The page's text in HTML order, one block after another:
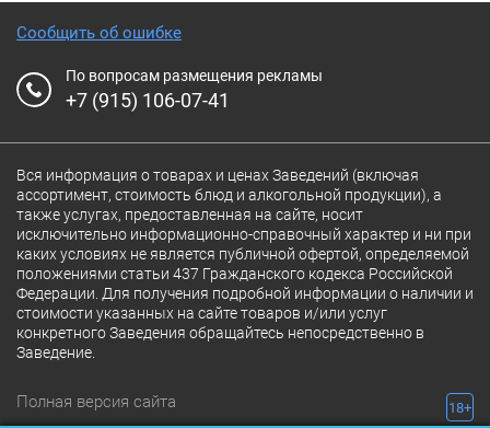
Сообщить об ошибке
По вопросам размещения рекламы
+7 (915) 106-07-41
Вся информация о товарах и ценах Заведений (включая
ассортимент, стоимость блюд и алкогольной продукции), а
также услугах, предоставленная на сайте, носит
исключительно информационно-справочный характер и ни при
каких условиях не является публичной офертой, определяемой
положениями статьи 437 Гражданского кодекса Российской
Федерации. Для получения подробной информации о наличии и
стоимости указанных на сайте товаров и/или услуг
конкретного Заведения обращайтесь непосредственно в
Заведение.
Полная версия сайта 18+